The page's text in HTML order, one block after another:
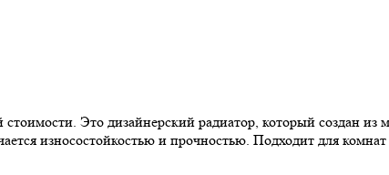
Это дизайнерский радиатор, который создан из
износостойкостью и прочностью. Подходит для